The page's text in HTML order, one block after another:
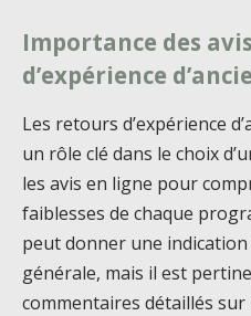
Importance des
d’expérience
Les retours d’expérience
un rôle clé dans le choix
les avis en ligne pour
faiblesses de chaque
peut donner une
générale, mais il est
commentaires détaillés sur